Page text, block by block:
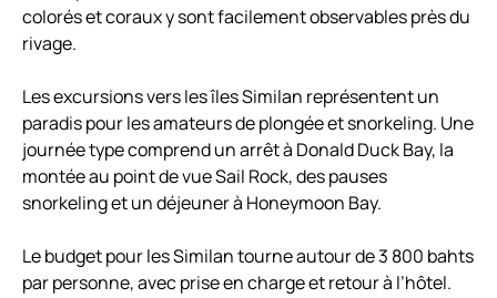
colorés et coraux y sont facilement observables près du
rivage.
Les excursions vers les îles Similan représentent un
paradis pour les amateurs de plongée et snorkeling. Une
journée type comprend un arrêt à Donald Duck Bay, la
montée au point de vue Sail Rock, des pauses
snorkeling et un déjeuner à Honeymoon Bay.
Le budget pour les Similan tourne autour de 3 800 bahts
par personne, avec prise en charge et retour à l’hôtel.